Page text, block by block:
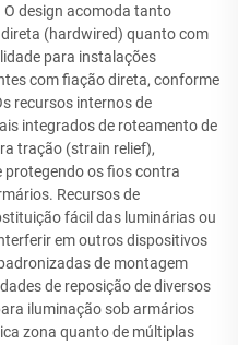
O design acomoda tanto
(hardwired) quanto com
para instalações
com fiação direta, conforme
recursos internos de
integrados de roteamento de
tração (strain relief),
protegendo os fios contra
Recursos de
fácil das luminárias ou
em outros dispositivos
de montagem
de reposição de diversos
iluminação sob armários
zona quanto de múltiplas